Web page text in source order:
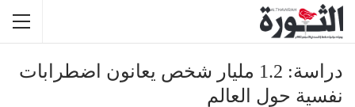
دراسة: 1.2 مليار شخص يعانون اضطرابات
نفسية حول العالم